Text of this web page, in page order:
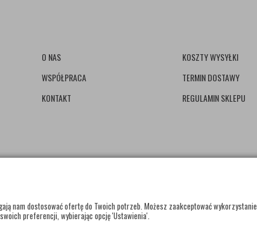
nam dostosować ofertę do Twoich potrzeb. Możesz zaakceptować wykorzystanie
preferencji, wybierając opcję 'Ustawienia'.
O NAS
WSPÓŁPRACA
KONTAKT
KOSZTY WYSYŁKI
TERMIN DOSTAWY
REGULAMIN SKLEPU